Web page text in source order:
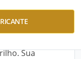
é ideal para
civil,
Sua